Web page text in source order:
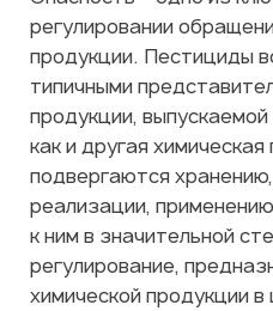
регулировании
продукции. Пестициды
типичными
продукции,
как и другая
подвергаются
реализации,
к ним в значительной
регулирование,
химической продукции